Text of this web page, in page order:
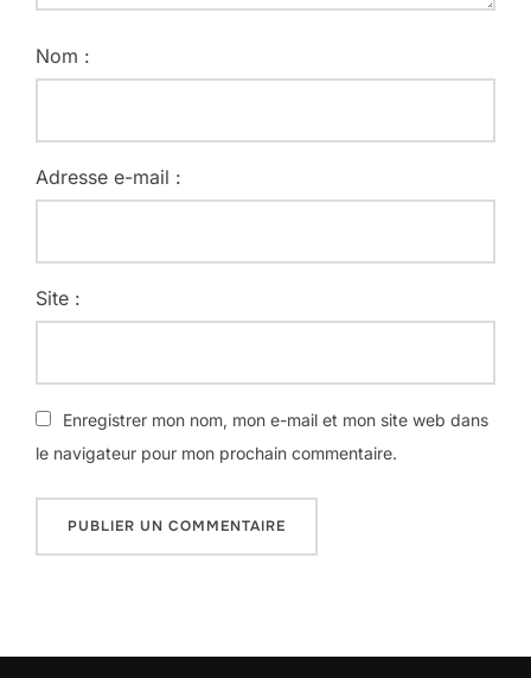
Nom :
Adresse e-mail :
Site :
Enregistrer mon nom, mon e-mail et mon site web dans
le navigateur pour mon prochain commentaire.